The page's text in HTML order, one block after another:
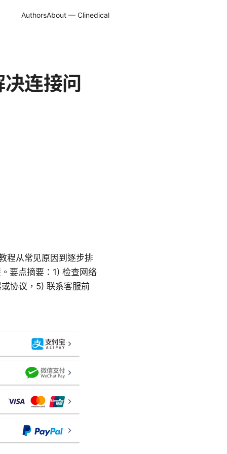
AuthorsAbout — Clinedical
连接问
程从常见原因到逐步排
要点摘要：1) 检查网络
协议，5) 联系客服前